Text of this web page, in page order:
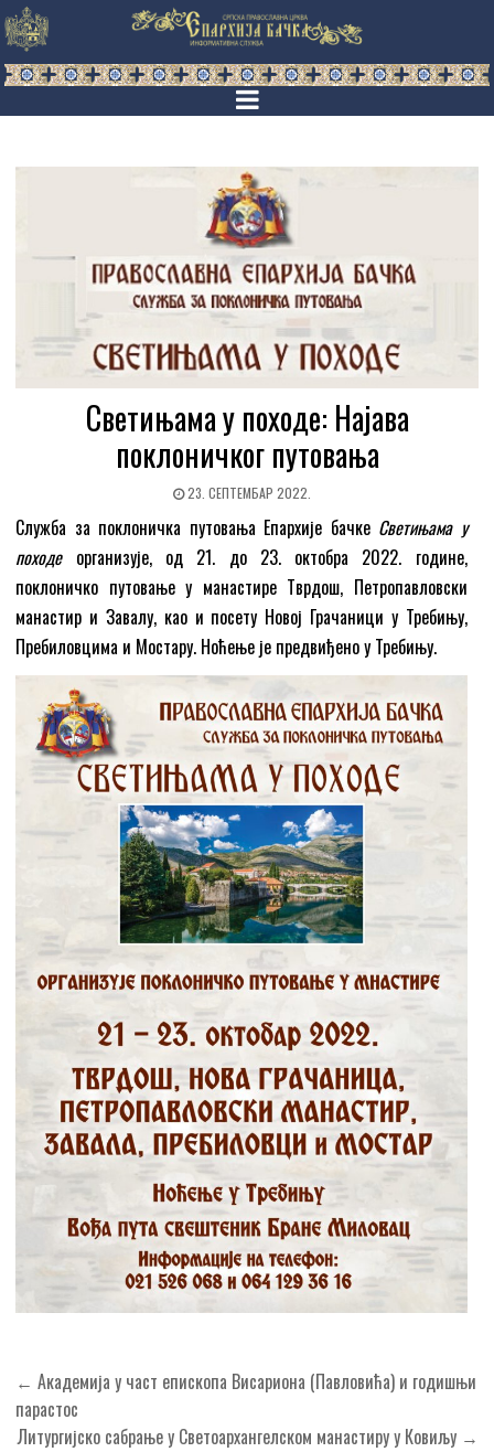
Светињама у походе: Најава
поклоничког путовања
23. СЕПТЕМБАР 2022.
Служба за поклоничка путовања Епархије бачке Светињама у
походеорганизује, од 21. до 23. октобра 2022. године,
поклоничко путовање у манастире Тврдош, Петропавловски
манастир и Завалу, као и посету Новој Грачаници у Требињу,
Пребиловцима и Мостару. Ноћење је предвиђено у Требињу.
Кретање
чланка
← Академија у част епископа Висариона (Павловића) и годишњи
парастос
Литургијско сабрање у Светоархангелском манастиру у Ковиљу →